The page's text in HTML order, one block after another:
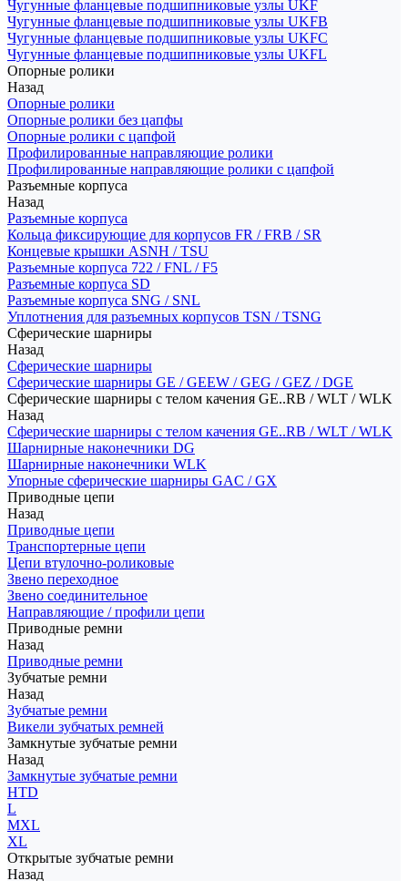
Чугунные фланцевые подшипниковые узлы UKF
Чугунные фланцевые подшипниковые узлы UKFB
Чугунные фланцевые подшипниковые узлы UKFC
Чугунные фланцевые подшипниковые узлы UKFL
Опорные ролики
Назад
Опорные ролики
Опорные ролики без цапфы
Опорные ролики с цапфой
Профилированные направляющие ролики
Профилированные направляющие ролики с цапфой
Разъемные корпуса
Назад
Разъемные корпуса
Кольца фиксирующие для корпусов FR / FRB / SR
Концевые крышки ASNH / TSU
Разъемные корпуса 722 / FNL / F5
Разъемные корпуса SD
Разъемные корпуса SNG / SNL
Уплотнения для разъемных корпусов TSN / TSNG
Сферические шарниры
Назад
Сферические шарниры
Сферические шарниры GE / GEEW / GEG / GEZ / DGE
Сферические шарниры с телом качения GE..RB / WLT / WLK
Назад
Сферические шарниры с телом качения GE..RB / WLT / WLK
Шарнирные наконечники DG
Шарнирные наконечники WLK
Упорные сферические шарниры GAC / GX
Приводные цепи
Назад
Приводные цепи
Транспортерные цепи
Цепи втулочно-роликовые
Звено переходное
Звено соединительное
Направляющие / профили цепи
Приводные ремни
Назад
Приводные ремни
Зубчатые ремни
Назад
Зубчатые ремни
Викели зубчатых ремней
Замкнутые зубчатые ремни
Назад
Замкнутые зубчатые ремни
HTD
L
MXL
XL
Открытые зубчатые ремни
Назад